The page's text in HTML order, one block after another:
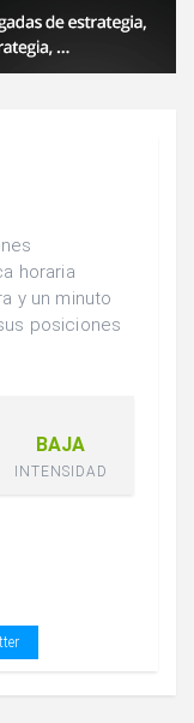
horaria
y un minuto
posiciones
BAJA
INTENSIDAD